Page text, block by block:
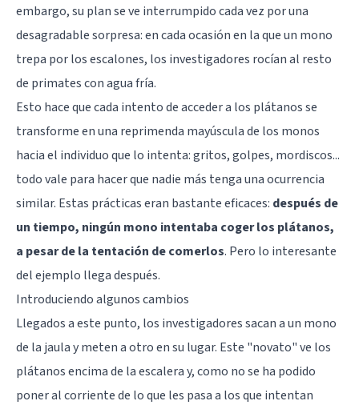
embargo, su plan se ve interrumpido cada vez por una
desagradable sorpresa: en cada ocasión en la que un mono
trepa por los escalones, los investigadores rocían al resto
de primates con agua fría.
Esto hace que cada intento de acceder a los plátanos se
transforme en una reprimenda mayúscula de los monos
hacia el individuo que lo intenta: gritos, golpes, mordiscos...
todo vale para hacer que nadie más tenga una ocurrencia
similar. Estas prácticas eran bastante eficaces: después de
un tiempo, ningún mono intentaba coger los plátanos,
a pesar de la tentación de comerlos. Pero lo interesante
del ejemplo llega después.
Introduciendo algunos cambios
Llegados a este punto, los investigadores sacan a un mono
de la jaula y meten a otro en su lugar. Este "novato" ve los
plátanos encima de la escalera y, como no se ha podido
poner al corriente de lo que les pasa a los que intentan